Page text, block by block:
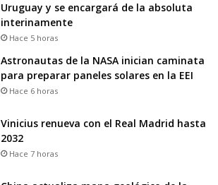
Uruguay y se encargará de la absoluta
interinamente
Hace 5 horas
Astronautas de la NASA inician caminata
para preparar paneles solares en la EEI
Hace 6 horas
Vinicius renueva con el Real Madrid hasta
2032
Hace 7 horas